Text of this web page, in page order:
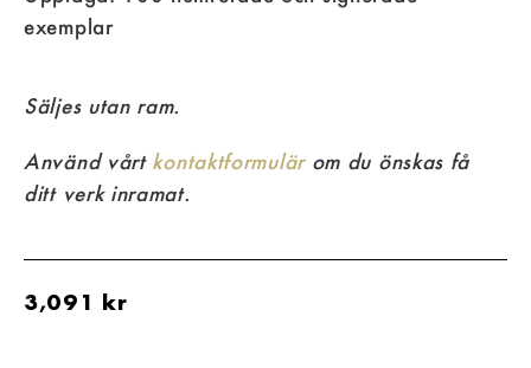
exemplar
Säljes utan ram.
Använd vårt kontaktformulärom du önskas få
ditt verk inramat.
3,091 kr